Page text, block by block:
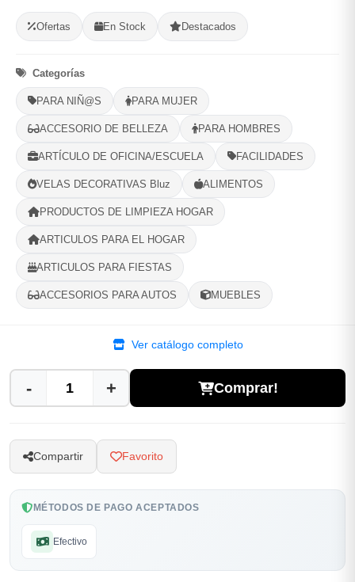
Ofertas En Stock Destacados
Categorías
PARA NIÑ@S PARA MUJER
ACCESORIO DE BELLEZA PARA HOMBRES
ARTÍCULO DE OFICINA/ESCUELA FACILIDADES
VELAS DECORATIVAS Bluz ALIMENTOS
PRODUCTOS DE LIMPIEZA HOGAR
ARTICULOS PARA EL HOGAR
ARTICULOS PARA FIESTAS
ACCESORIOS PARA AUTOS MUEBLES
Ver catálogo completo
VENTOSAS DE SUCCION Y ESPACIADORAS. Hay de
ambos tipos.
A veces no las encuentras. Pero nosotros tenemos.
2 Ruta 3 Entrega
MUNICIPIO
- + Comprar!
Compartir Favorito
MÉTODOS DE PAGO ACEPTADOS
Efectivo